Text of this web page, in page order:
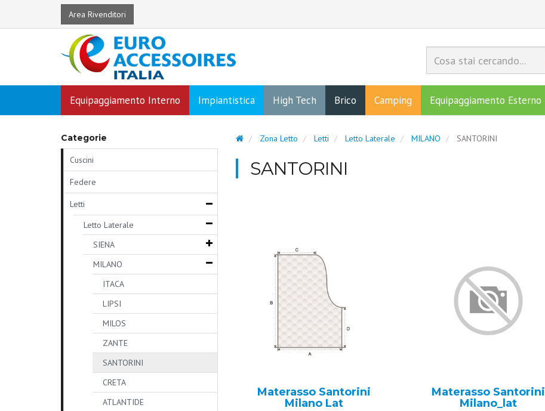
Area Rivenditori
Equipaggiamento Interno Impiantistica High Tech Brico Camping Equipaggiamento Esterno
Categorie
Cuscini
Federe
Letti
Letto Laterale
SIENA
MILANO
ITACA
LIPSI
MILOS
ZANTE
SANTORINI
CRETA
ATLANTIDE
Zona Letto Letti Letto Laterale MILANO SANTORINI
SANTORINI
Materasso Santorini
Milano Lat
Materasso Santorini
Milano_lat